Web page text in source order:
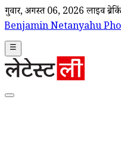
गुरूवार, अगस्त 06, 2026 लाइव
Phone Call: पीएम
☰